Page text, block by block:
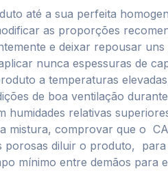
até a sua perfeita
as proporções
e deixar repousar uns
nunca espessuras de
a temperaturas
de boa ventilação
humidades relativas
mistura, comprovar que o
porosas diluir o produto,
mínimo entre demãos para